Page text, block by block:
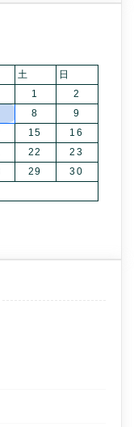
土
日
1
2
8
9
15
16
22
23
29
30